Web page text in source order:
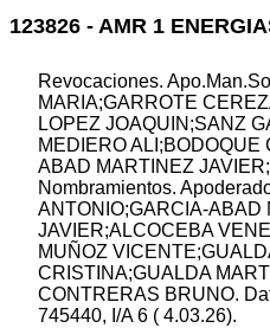
123826 - AMR 1
Revocaciones.
MARIA;GARROTE
LOPEZ JOAQUIN;SANZ
MEDIERO
ABAD MARTINEZ
Nombramientos.
ANTONIO;GARCIA-ABAD
JAVIER;ALCOCEBA
MUÑOZ
CRISTINA;GUALDA
CONTRERAS BRUNO.
745440, I/A 6 ( 4.03.26).